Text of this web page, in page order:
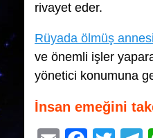
rivayet eder.
Rüyada ölmüş
ve önemli işler
yönetici konumuna
İnsan emeğini